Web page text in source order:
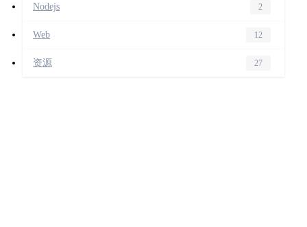
Nodejs 2
Web 12
资源 27